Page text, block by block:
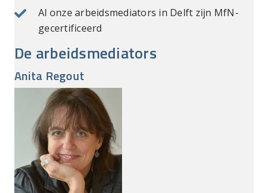
Al onze arbeidsmediators in Delft zijn MfN-
gecertificeerd
De arbeidsmediators
Anita Regout